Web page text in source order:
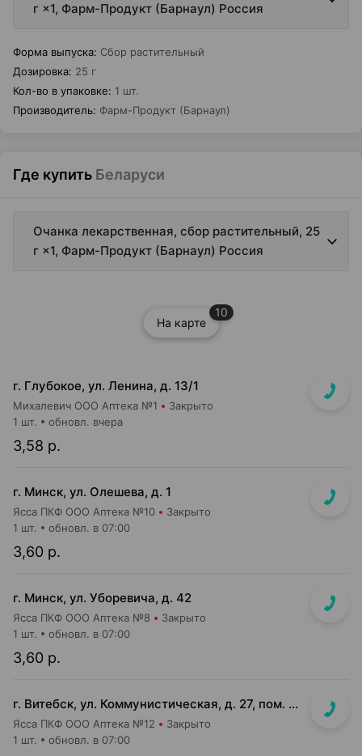
г ×1, Фарм-Продукт (Барнаул) Россия
Форма выпуска: Сбор растительный
Дозировка: 25 г
Кол-во в упаковке: 1 шт.
Производитель: Фарм-Продукт (Барнаул)
Где купить Беларуси
Очанка лекарственная, сбор растительный, 25
г ×1, Фарм-Продукт (Барнаул) Россия
На карте
10
г. Глубокое, ул. Ленина, д. 13/1
Михалевич ООО Аптека №1 Закрыто
3,58 р.
1 шт. обновл. вчера
г. Минск, ул. Олешева, д. 1
Ясса ПКФ ООО Аптека №10 Закрыто
3,60 р.
1 шт. обновл. в 07:00
г. Минск, ул. Уборевича, д. 42
Ясса ПКФ ООО Аптека №8 Закрыто
3,60 р.
1 шт. обновл. в 07:00
г. Витебск, ул. Коммунистическая, д. 27, пом. 64 (рядом с м-ом "Оптовик")
Ясса ПКФ ООО Аптека №12 Закрыто
1 шт. обновл. в 07:00